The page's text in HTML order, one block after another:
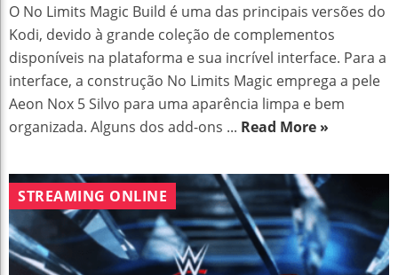
O No Limits Magic Build é uma das principais versões do
Kodi, devido à grande coleção de complementos
disponíveis na plataforma e sua incrível interface. Para a
interface, a construção No Limits Magic emprega a pele
Aeon Nox 5 Silvo para uma aparência limpa e bem
organizada. Alguns dos add-ons ... Read More »
STREAMING ONLINE